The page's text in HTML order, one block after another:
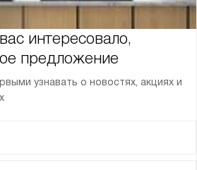
интересовало,
предложение
узнавать о новостях, акциях и